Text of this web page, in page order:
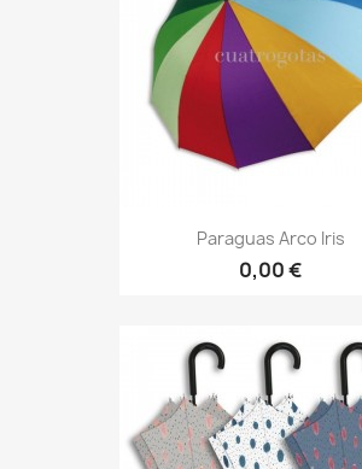
Paraguas Arco Iris
0,00 €